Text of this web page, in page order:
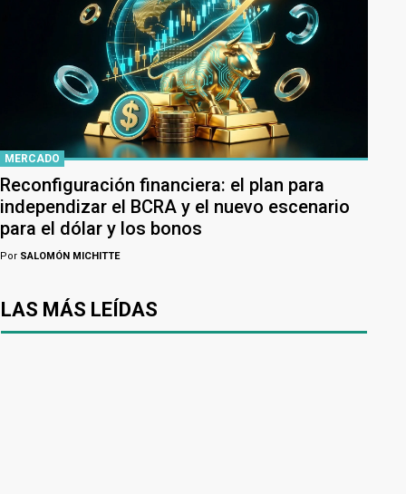
MERCADO
Reconfiguración financiera: el plan para
independizar el BCRA y el nuevo escenario
para el dólar y los bonos
Por SALOMÓN MICHITTE
LAS MÁS LEÍDAS